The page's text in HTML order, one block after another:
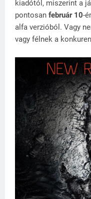
kiadótól, miszerint a
pontosan február 10-
alfa verzióból. Vagy
vagy félnek a